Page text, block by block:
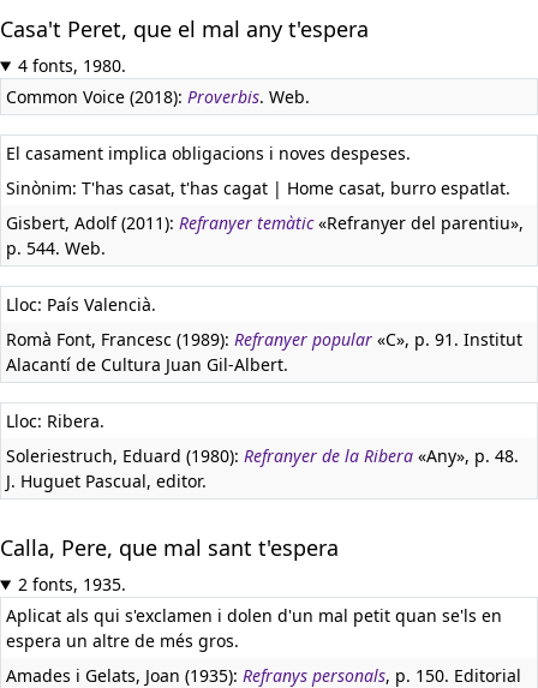
Casa't Peret, que el mal any t'espera
4 fonts, 1980.
Common Voice (2018): Proverbis. Web.
El casament implica obligacions i noves despeses.
Sinònim: T'has casat, t'has cagat | Home casat, burro espatlat.
Gisbert, Adolf (2011): Refranyer temàtic«Refranyer del parentiu»,
p. 544. Web.
Lloc: País Valencià.
Romà Font, Francesc (1989): Refranyer popular «C», p. 91. Institut
Alacantí de Cultura Juan Gil-Albert.
Lloc: Ribera.
Soleriestruch, Eduard (1980): Refranyer de la Ribera «Any», p. 48.
J. Huguet Pascual, editor.
Calla, Pere, que mal sant t'espera
2 fonts, 1935.
Aplicat als qui s'exclamen i dolen d'un mal petit quan se'ls en
espera un altre de més gros.
Amades i Gelats, Joan (1935): Refranys personals, p. 150. Editorial